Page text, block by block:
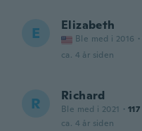
E Elizabeth
Ble med i 2016 ·
ca. 4 år siden
R Richard
Ble med i 2021 · 117
ca. 4 år siden